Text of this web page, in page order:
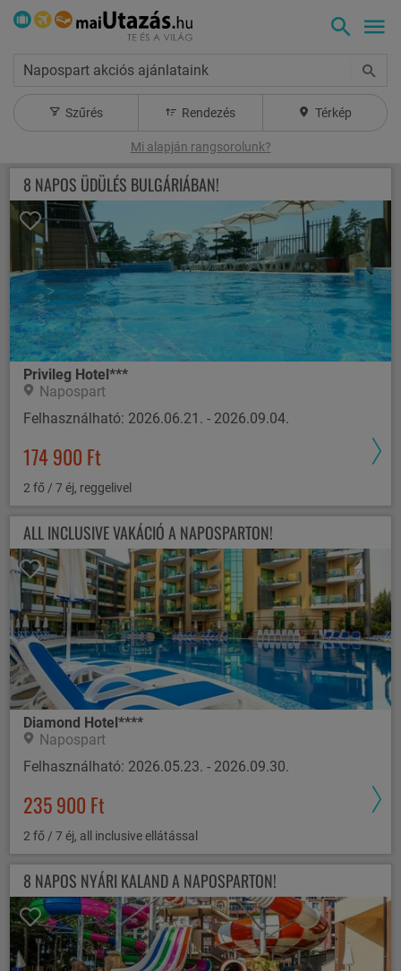
Napospart akciós ajánlataink
Szűrés Rendezés Térkép
Mi alapján rangsorolunk?
8 NAPOS ÜDÜLÉS BULGÁRIÁBAN!
Privileg Hotel***
Napospart
Felhasználható: 2026.06.21. - 2026.09.04.
174 900 Ft
2 fő / 7 éj, reggelivel
ALL INCLUSIVE VAKÁCIÓ A NAPOSPARTON!
Diamond Hotel****
Napospart
Felhasználható: 2026.05.23. - 2026.09.30.
235 900 Ft
2 fő / 7 éj, all inclusive ellátással
8 NAPOS NYÁRI KALAND A NAPOSPARTON!